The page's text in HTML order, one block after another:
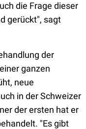
die Frage dieser
gerückt", sagt
der
ganzen
neue
in der Schweizer
der ersten hat er
"Es gibt